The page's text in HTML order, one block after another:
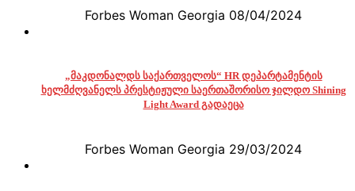
Forbes Woman Georgia 08/04/2024
„მაკდონალდს საქართველოს“ HR დეპარტამენტის
ხელმძღვანელს პრესტიჟული საერთაშორისო ჯილდო Shining
Light Award გადაეცა
Forbes Woman Georgia 29/03/2024